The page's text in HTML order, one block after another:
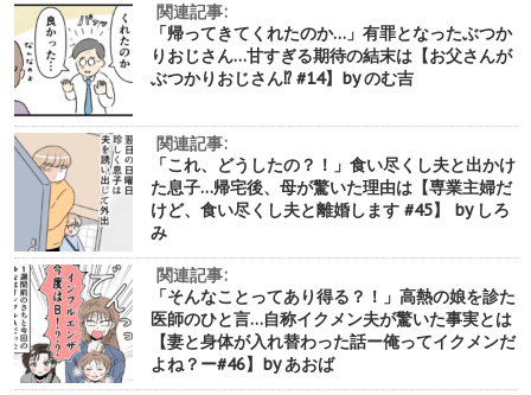
関連記事:
「帰ってきてくれたのか…」有罪となったぶつか
りおじさん…甘すぎる期待の結末は【お父さんが
ぶつかりおじさん⁉︎ #14】by のむ吉
関連記事:
「これ、どうしたの？！」食い尽くし夫と出かけ
た息子…帰宅後、母が驚いた理由は【専業主婦だ
けど、食い尽くし夫と離婚します #45】 by しろ
み
関連記事:
「そんなことってあり得る？！」高熱の娘を診た
医師のひと言…自称イクメン夫が驚いた事実とは
【妻と身体が入れ替わった話ー俺ってイクメンだ
よね？ー#46】by あおば